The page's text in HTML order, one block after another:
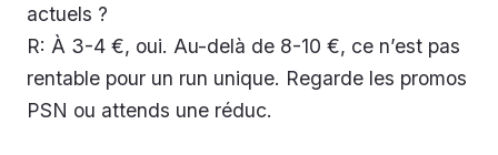
actuels ?
R: À 3-4 €, oui. Au-delà de 8-10 €, ce n’est pas
rentable pour un run unique. Regarde les promos
PSN ou attends une réduc.